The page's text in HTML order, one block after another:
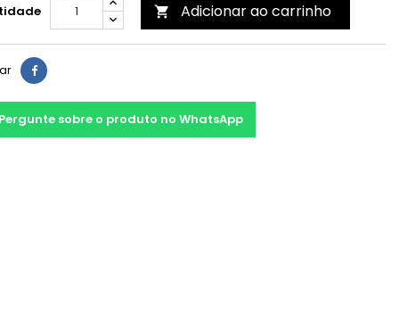
 Adicionar ao carrinho
Pergunte sobre o produto no WhatsApp